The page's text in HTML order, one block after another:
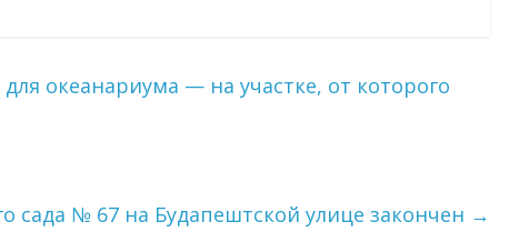
океанариума — на участке, от которого
сада № 67 на Будапештской улице закончен →